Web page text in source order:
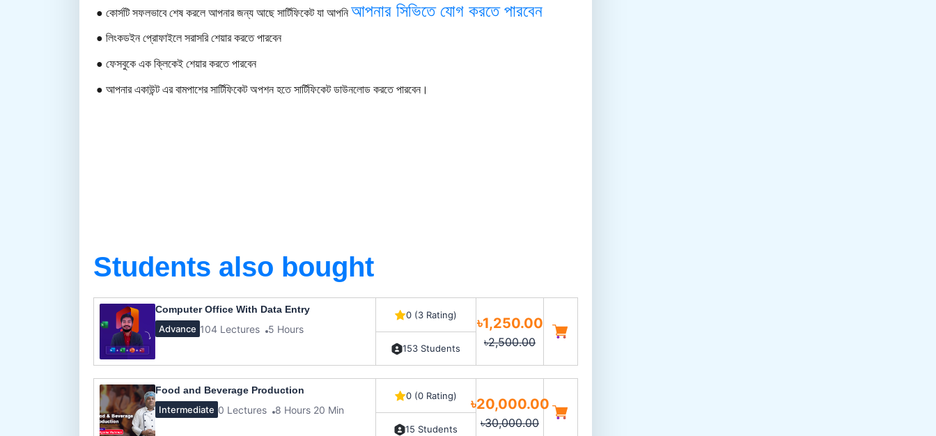
● কোর্সটি সফলভাবে শেষ করলে আপনার জন্য আছে সার্টিফিকেট যা আপনিআপনার সিভিতে যোগ করতে পারবেন
● লিংকডইন প্রোফাইলে সরাসরি শেয়ার করতে পারবেন
● ফেসবুকে এক ক্লিকেই শেয়ার করতে পারবেন
● আপনার একাউন্ট এর বামপাশের সার্টিফিকেট অপশন হতে সার্টিফিকেট ডাউনলোড করতে পারবেন।
Students also bought
Computer Office With Data Entry
Advance 104 Lectures 5 Hours
0 (3 Rating)
153 Students
৳1,250.00
৳2,500.00
Food and Beverage Production
Intermediate 0 Lectures 8 Hours 20 Min
0 (0 Rating)
15 Students
৳20,000.00
৳30,000.00